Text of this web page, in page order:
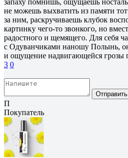
не можешь выхватить из памяти
за ним, раскручиваешь клубок
картинку чего-то звонкого, но
радостного и щемящего. Для себя
с Одуванчиками наношу Полынь,
и ощущение надвигающейся грозы
3 0
Отправить
П
Покупатель